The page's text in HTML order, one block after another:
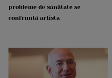
probleme de sănătate se
confruntă artista